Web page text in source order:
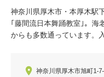
神奈川県厚木市・本厚木駅
｢藤間流日本舞踊教室｣。海
からも多数通っています。
神奈川県厚木市旭町1-